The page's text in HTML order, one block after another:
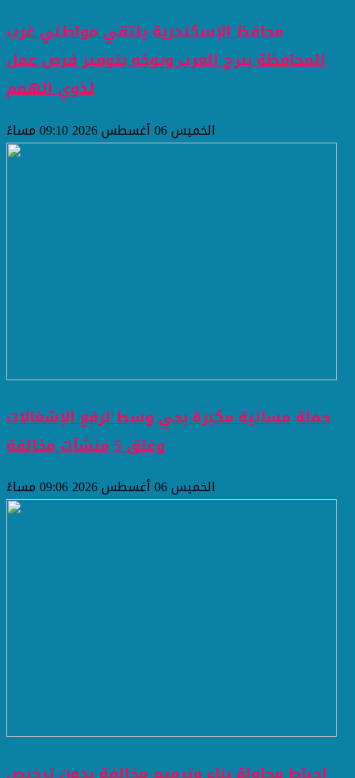
محافظ الإسكندرية يلتقي مواطني غرب
المحافظة ببرج العرب ويوجّه بتوفير فرص عمل
لذوي الهمم
الخميس 06 أغسطس 2026 09:10 مساءً
حملة مسائية مكبرة بحي وسط لرفع الإشغالات
وغلق 5 منشآت مخالفة
الخميس 06 أغسطس 2026 09:06 مساءً